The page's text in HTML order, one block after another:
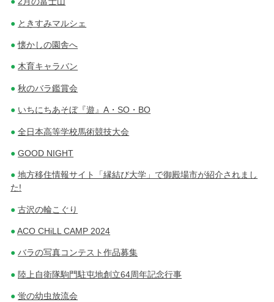
ときすみマルシェ
懐かしの園舎へ
木育キャラバン
秋のバラ鑑賞会
いちにちあそぼ『遊』A・SO・BO
全日本高等学校馬術競技大会
GOOD NIGHT
地方移住情報サイト「縁結び大学」で御殿場市が紹介されまし
た!
古沢の輪こぐり
ACO CHiLL CAMP 2024
バラの写真コンテスト作品募集
陸上自衛隊駒門駐屯地創立64周年記念行事
蛍の幼虫放流会